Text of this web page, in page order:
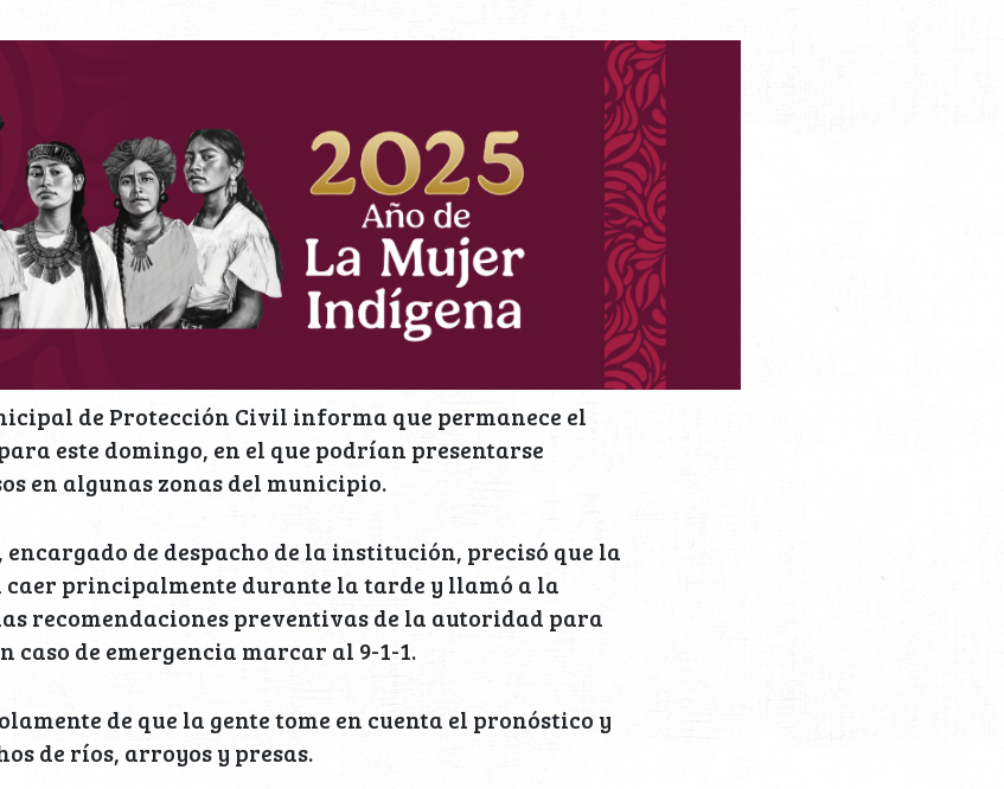
de Protección Civil informa que permanece el
este domingo, en el que podrían presentarse
en algunas zonas del municipio.
de despacho de la institución, precisó que la
principalmente durante la tarde y llamó a la
recomendaciones preventivas de la autoridad para
caso de emergencia marcar al 9-1-1.
de que la gente tome en cuenta el pronóstico y
de ríos, arroyos y presas.